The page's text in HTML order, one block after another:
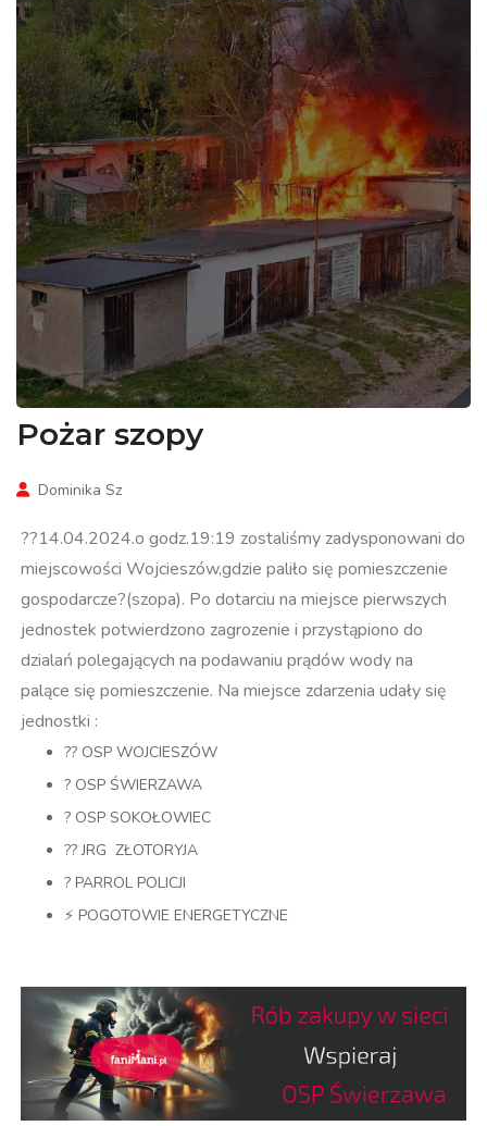
Pożar szopy
Dominika Sz
??14.04.2024.o godz.19:19 zostaliśmy zadysponowani do
miejscowości Wojcieszów,gdzie paliło się pomieszczenie
gospodarcze?(szopa). Po dotarciu na miejsce pierwszych
jednostek potwierdzono zagrozenie i przystąpiono do
dzialań polegających na podawaniu prądów wody na
palące się pomieszczenie. Na miejsce zdarzenia udały się
jednostki :
?? OSP WOJCIESZÓW
? OSP ŚWIERZAWA
? OSP SOKOŁOWIEC
?? JRG ZŁOTORYJA
? PARROL POLICJI
⚡️ POGOTOWIE ENERGETYCZNE